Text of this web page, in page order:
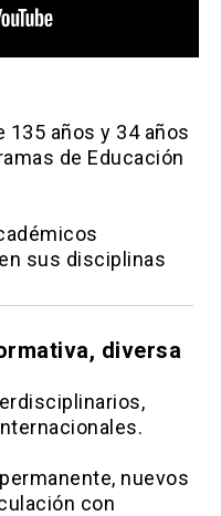
135 años y 34 años
de Educación
sus disciplinas
diversa
nuevos
con